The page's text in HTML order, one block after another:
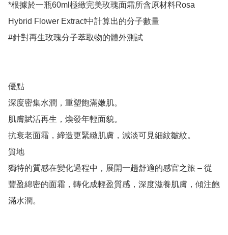
*根據於一瓶60ml極緻完美玫瑰面霜所含原材料Rosa
Hybrid Flower Extract中計算出的分子數量
#針對再生玫瑰分子萃取物的體外測試
優點
深度密集水潤，重塑飽滿嫩肌。
肌膚賦活再生，煥發年輕面貌。
抗衰老面霜，締造更緊緻肌膚，減淡可見細紋皺紋。
質地
獨特的質感在變化過程中，展開一趟舒適的感官之旅 – 從
豐盈綿密的面霜，轉化成輕盈質感，深度滋養肌膚，傾注飽
滿水潤。